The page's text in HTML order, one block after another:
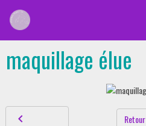
maquillage élue
Retour